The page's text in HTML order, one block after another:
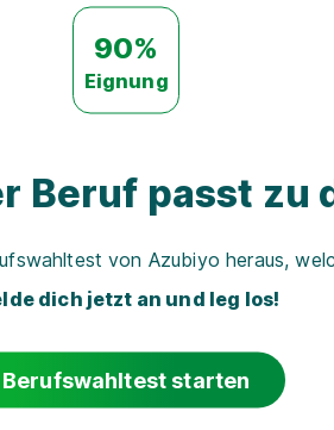
90%
Eignung
Beruf passt zu
von Azubiyo heraus,
dich jetzt an und leg los!
Berufswahltest starten